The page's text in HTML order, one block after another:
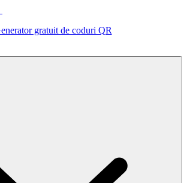
gratuit de coduri QR